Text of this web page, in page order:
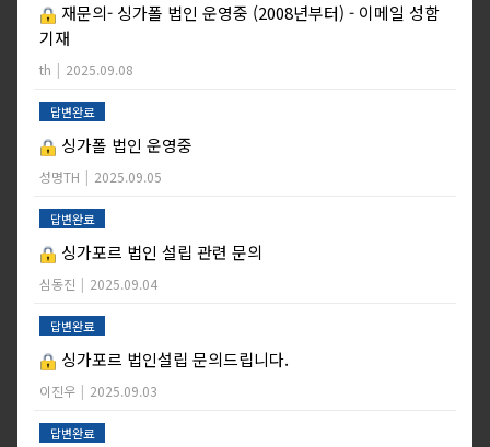
재문의- 싱가폴 법인 운영중 (2008년부터) - 이메일 성함
기재
th | 2025.09.08
답변완료
싱가폴 법인 운영중
성명TH | 2025.09.05
답변완료
싱가포르 법인 설립 관련 문의
심동진 | 2025.09.04
답변완료
싱가포르 법인설립 문의드립니다.
이진우 | 2025.09.03
답변완료